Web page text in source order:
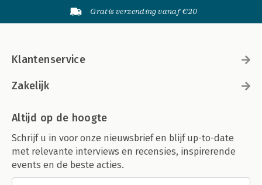
Gratis verzending vanaf €20
Klantenservice
Zakelijk
Altijd op de hoogte
Schrijf u in voor onze nieuwsbrief en blijf up-to-date
met relevante interviews en recensies, inspirerende
events en de beste acties.